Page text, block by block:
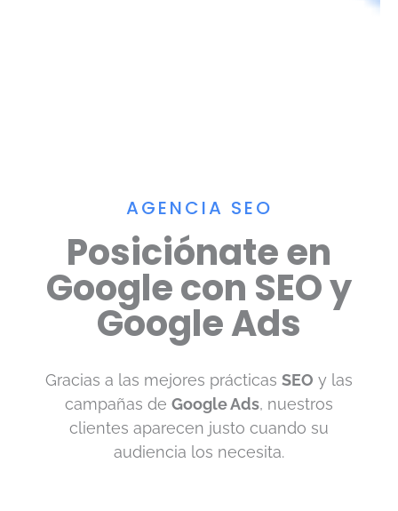
AGENCIA SEO
Posiciónate en
Google con SEO y
Google Ads
Gracias a las mejores prácticas SEO y las
campañas de Google Ads, nuestros
clientes aparecen justo cuando su
audiencia los necesita.